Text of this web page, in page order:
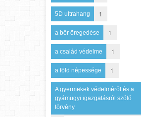
5D ultrahang 1
a bőr öregedése 1
a család védelme 1
a föld népessége 1
A gyermekek védelméről és a
gyámügyi igazgatásról szóló
törvény